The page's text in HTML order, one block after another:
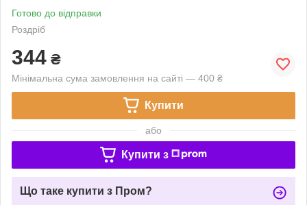
Готово до відправки
Роздріб
344 ₴
Мінімальна сума замовлення на сайті — 400 ₴
Купити
або
Купити з
Що таке купити з Пром?